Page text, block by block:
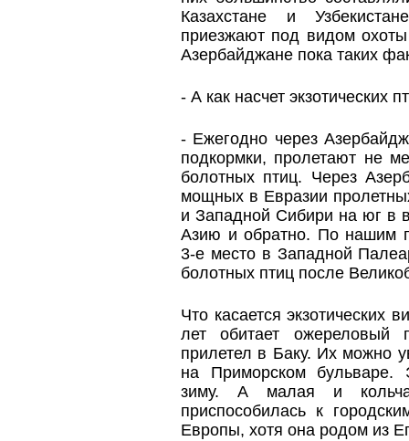
Казахстане и
приезжают под видом
Азербайджане пока таких
- А как насчет экзотических
- Ежегодно через
подкормки, пролетают не
болотных птиц. Через
мощных в Евразии
и Западной Сибири на юг в
Азию и обратно. По нашим
3-е место в Западной
болотных птиц после
Что касается экзотических
лет обитает ожереловый
прилетел в Баку. Их можно
на Приморском бульваре.
зиму. А малая и
приспособилась к
Европы, хотя она родом из